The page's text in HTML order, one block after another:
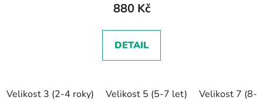
880 Kč
DETAIL
Velikost 3 (2-4 roky) Velikost 5 (5-7 let) Velikost 7 (8-